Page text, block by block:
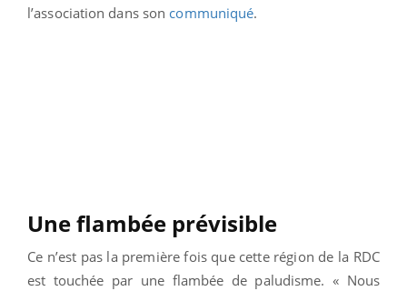
l’association dans son communiqué.
Une flambée prévisible
Ce n’est pas la première fois que cette région de la RDC
est touchée par une flambée de paludisme. « Nous